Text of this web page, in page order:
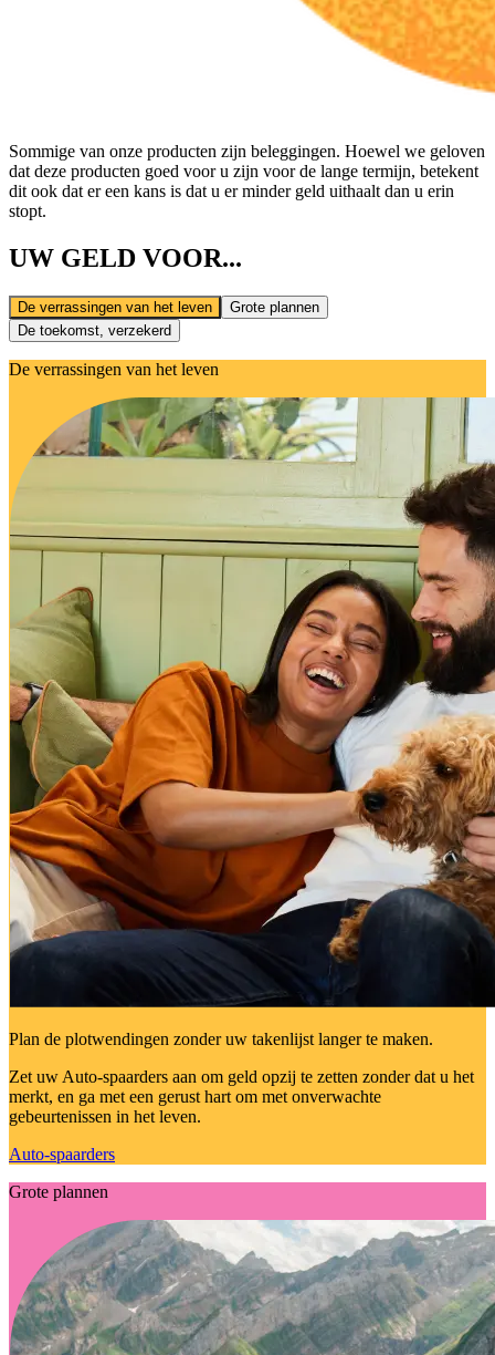
Sommige van onze producten zijn beleggingen. Hoewel we geloven
dat deze producten goed voor u zijn voor de lange termijn, betekent
dit ook dat er een kans is dat u er minder geld uithaalt dan u erin
stopt.
UW GELD VOOR...
De verrassingen van het leven
Grote plannen
De toekomst, verzekerd
De verrassingen van het leven
Plan de plotwendingen zonder uw takenlijst langer te maken.
Zet uw Auto-spaarders aan om geld opzij te zetten zonder dat u het
merkt, en ga met een gerust hart om met onverwachte
gebeurtenissen in het leven.
Auto-spaarders
Grote plannen